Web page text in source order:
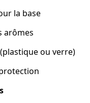
la base
arômes
ou verre)